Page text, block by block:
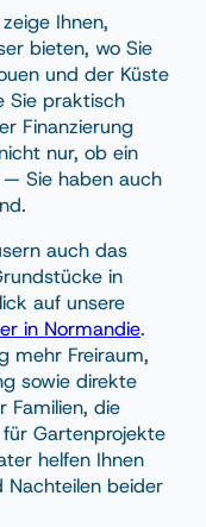
Ihnen,
bieten, wo Sie
und der Küste
Sie praktisch
Finanzierung
nur, ob ein
— Sie haben auch
auch das
in
auf unsere
in Normandie.
mehr Freiraum,
sowie direkte
Familien, die
Gartenprojekte
helfen Ihnen
Nachteilen beider